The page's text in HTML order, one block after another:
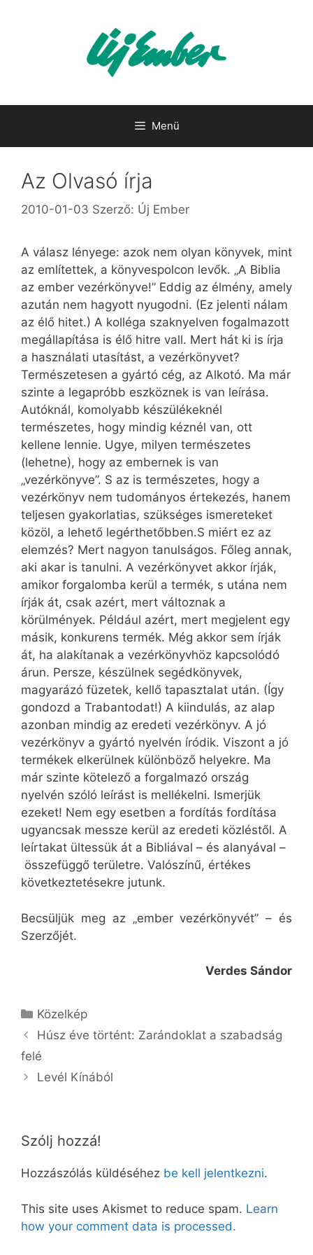
Menü
Az Olvasó írja
2010-01-03 Szerző: Új Ember
A válasz lényege: azok nem olyan könyvek, mint
az említettek, a könyvespolcon levők. „A Biblia
az ember vezérkönyve!” Eddig az élmény, amely
azután nem hagyott nyugodni. (Ez jelenti nálam
az élő hitet.) A kolléga szaknyelven fogalmazott
megállapítása is élő hitre vall. Mert hát ki is írja
a használati utasítást, a vezérkönyvet?
Természetesen a gyártó cég, az Alkotó. Ma már
szinte a legapróbb eszköznek is van leírása.
Autóknál, komolyabb készülékeknél
természetes, hogy mindig kéznél van, ott
kellene lennie. Ugye, milyen természetes
(lehetne), hogy az embernek is van
„vezérkönyve”. S az is természetes, hogy a
vezérkönyv nem tudományos értekezés, hanem
teljesen gyakorlatias, szükséges ismereteket
közöl, a lehető legérthetőbben.S miért ez az
elemzés? Mert nagyon tanulságos. Főleg annak,
aki akar is tanulni. A vezérkönyvet akkor írják,
amikor forgalomba kerül a termék, s utána nem
írják át, csak azért, mert változnak a
körülmények. Például azért, mert megjelent egy
másik, konkurens termék. Még akkor sem írják
át, ha alakítanak a vezérkönyvhöz kapcsolódó
árun. Persze, készülnek segédkönyvek,
magyarázó füzetek, kellő tapasztalat után. (Így
gondozd a Trabantodat!) A kiindulás, az alap
azonban mindig az eredeti vezérkönyv. A jó
vezérkönyv a gyártó nyelvén íródik. Viszont a jó
termékek elkerülnek különböző helyekre. Ma
már szinte kötelező a forgalmazó ország
nyelvén szóló leírást is mellékelni. Ismerjük
ezeket! Nem egy esetben a fordítás fordítása
ugyancsak messze kerül az eredeti közléstől. A
leírtakat ültessük át a Bibliával – és alanyával –
összefüggő területre. Valószínű, értékes
következtetésekre jutunk.
Becsüljük meg az „ember vezérkönyvét” – és
Szerzőjét.
Verdes Sándor
Kategória
Közelkép
Húsz éve történt: Zarándoklat a szabadság
felé
Levél Kínából
Szólj hozzá!
Hozzászólás küldéséhez be kell jelentkezni.
This site uses Akismet to reduce spam. Learn
how your comment data is processed.